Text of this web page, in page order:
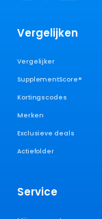
Vergelijken
Vergelijker
SupplementScore®
Kortingscodes
Merken
Exclusieve deals
Actiefolder
Service